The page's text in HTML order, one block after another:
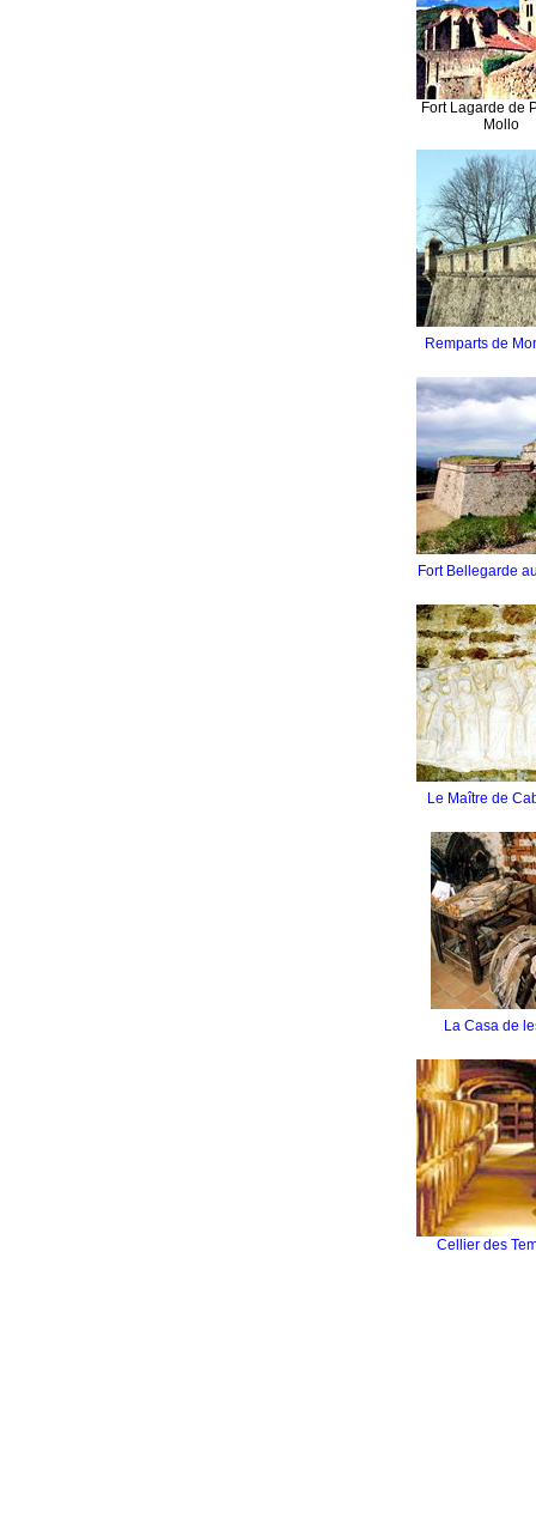
Fort Lagarde de
Mollo
Remparts de
Fort Bellegarde
Le Maître de
La Casa de
Cellier des